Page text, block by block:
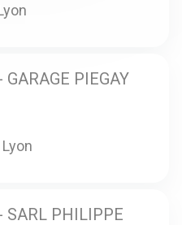
PIEGAY
SARL PHILIPPE